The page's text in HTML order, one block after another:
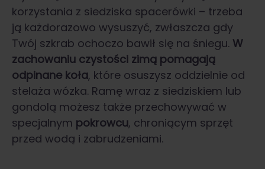
korzystania z siedziska spacerówki – trzeba
ją każdorazowo wysuszyć, zwłaszcza gdy
Twój szkrab ochoczo bawił się na śniegu. W
zachowaniu czystości zimą pomagają
odpinane koła, które osuszysz oddzielnie od
stelaża wózka. Ramę wraz z siedziskiem lub
gondolą możesz także przechowywać w
specjalnym pokrowcu, chroniącym sprzęt
przed wodą i zabrudzeniami.